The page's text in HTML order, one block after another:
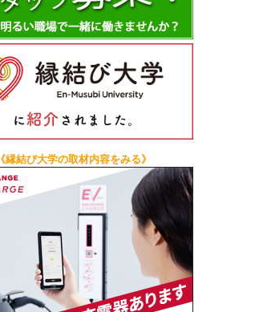
《縁結び大学の取材内容をみる》